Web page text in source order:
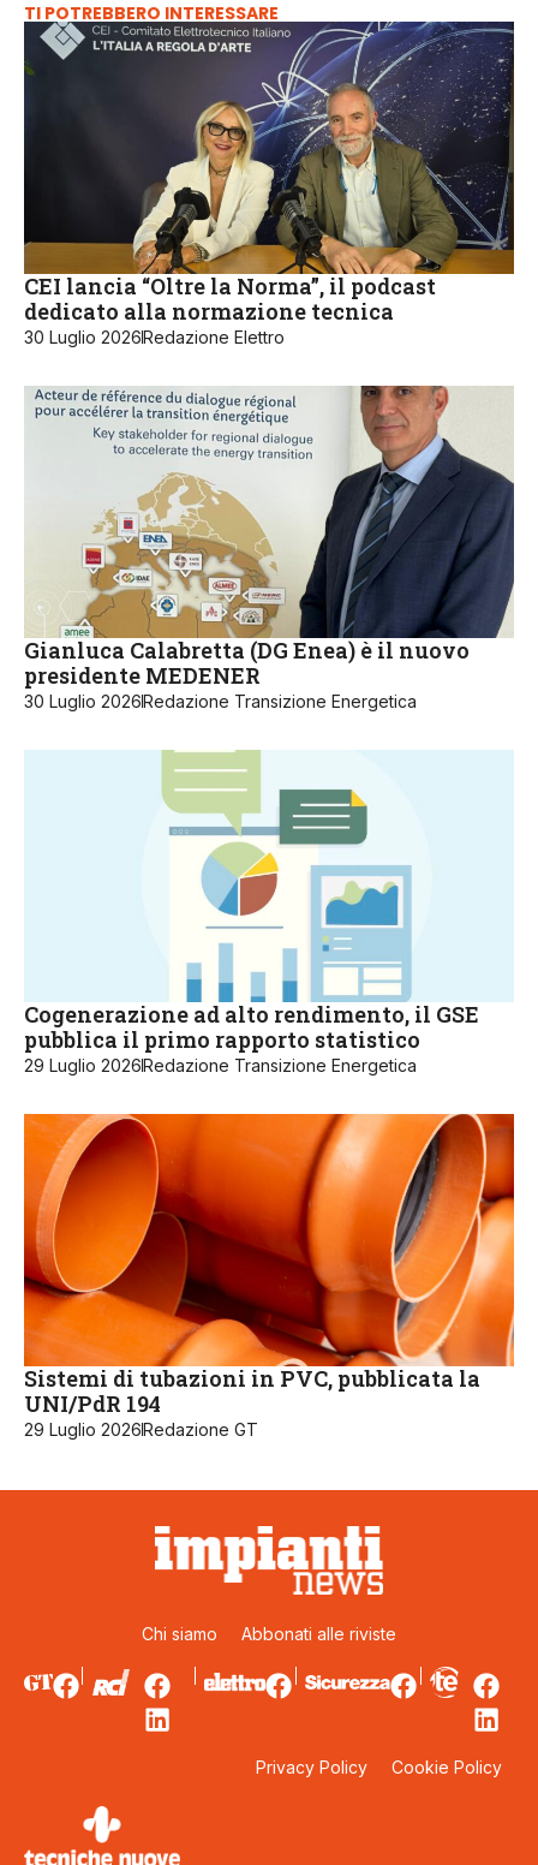
TI POTREBBERO INTERESSARE
CEI lancia “Oltre la Norma”, il podcast
dedicato alla normazione tecnica
30 Luglio 2026Redazione Elettro
Gianluca Calabretta (DG Enea) è il nuovo
presidente MEDENER
30 Luglio 2026Redazione Transizione Energetica
Cogenerazione ad alto rendimento, il GSE
pubblica il primo rapporto statistico
29 Luglio 2026Redazione Transizione Energetica
Sistemi di tubazioni in PVC, pubblicata la
UNI/PdR 194
29 Luglio 2026Redazione GT
Chi siamo Abbonati alle riviste
Privacy Policy Cookie Policy